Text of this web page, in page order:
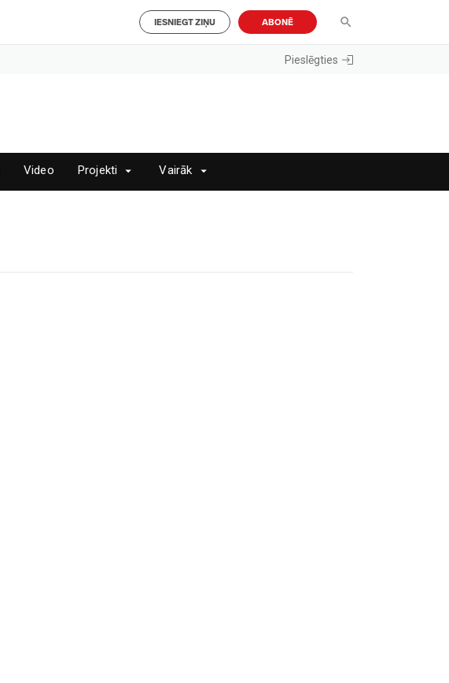
IESNIEGT ZIŅU ABONĒ
Pieslēgties
Video Projekti Vairāk